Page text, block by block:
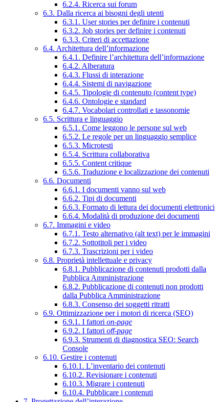
6.2.4. Ricerca sui forum
6.3. Dalla ricerca ai bisogni degli utenti
6.3.1. User stories per definire i contenuti
6.3.2. Job stories per definire i contenuti
6.3.3. Criteri di accettazione
6.4. Architettura dell’informazione
6.4.1. Definire l’architettura dell’informazione
6.4.2. Alberatura
6.4.3. Flussi di interazione
6.4.4. Sistemi di navigazione
6.4.5. Tipologie di contenuto (content type)
6.4.6. Ontologie e standard
6.4.7. Vocabolari controllati e tassonomie
6.5. Scrittura e linguaggio
6.5.1. Come leggono le persone sul web
6.5.2. Le regole per un linguaggio semplice
6.5.3. Microtesti
6.5.4. Scrittura collaborativa
6.5.5. Content critique
6.5.6. Traduzione e localizzazione dei contenuti
6.6. Documenti
6.6.1. I documenti vanno sul web
6.6.2. Tipi di documenti
6.6.3. Formato di lettura dei documenti elettronici
6.6.4. Modalità di produzione dei documenti
6.7. Immagini e video
6.7.1. Testo alternativo (alt text) per le immagini
6.7.2. Sottotitoli per i video
6.7.3. Trascrizioni per i video
6.8. Proprietà intellettuale e privacy
6.8.1. Pubblicazione di contenuti prodotti dalla
Pubblica Amministrazione
6.8.2. Pubblicazione di contenuti non prodotti
dalla Pubblica Amministrazione
6.8.3. Consenso dei soggetti ritratti
6.9. Ottimizzazione per i motori di ricerca (SEO)
6.9.1. I fattori on-page
6.9.2. I fattori off-page
6.9.3. Strumenti di diagnostica SEO: Search
Console
6.10. Gestire i contenuti
6.10.1. L’inventario dei contenuti
6.10.2. Revisionare i contenuti
6.10.3. Migrare i contenuti
6.10.4. Pubblicare i contenuti